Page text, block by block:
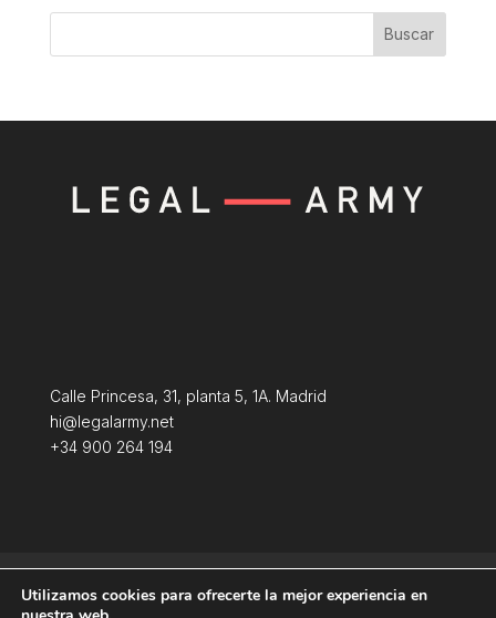
Buscar
Calle Princesa, 31, planta 5, 1A. Madrid
hi@legalarmy.net
+34 900 264 194
Terminos y condiciones
Política de Cookies
Utilizamos cookies para ofrecerte la mejor experiencia en